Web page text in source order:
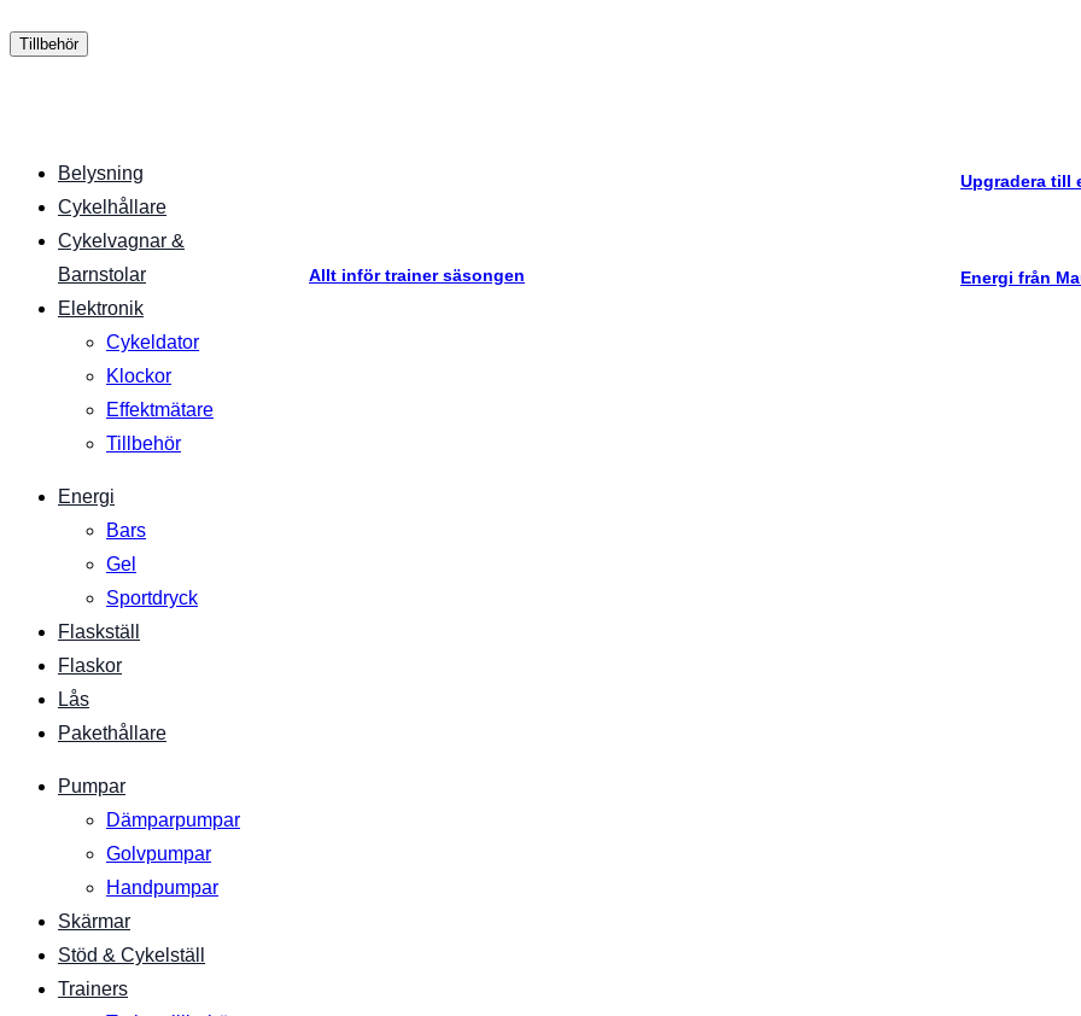
Tillbehör
Belysning
Cykelhållare
Cykelvagnar &
Barnstolar
Elektronik
Cykeldator
Klockor
Effektmätare
Tillbehör
Energi
Bars
Gel
Sportdryck
Flaskställ
Flaskor
Lås
Pakethållare
Pumpar
Dämparpumpar
Golvpumpar
Handpumpar
Skärmar
Stöd & Cykelställ
Trainers
Allt inför trainer säsongen
Upgradera till
Energi från